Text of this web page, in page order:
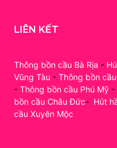
LIÊN KẾT
Thông bồn cầu Bà Rịa -
Vũng Tàu - Thông bồn
- Thông bồn cầu Phú Mỹ -
bồn cầu Châu Đức- Hút
cầu Xuyên Mộc